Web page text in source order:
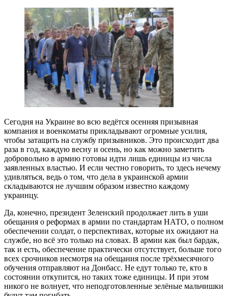
Сегодня на Украине во всю ведётся осенняя призывная
компания и военкоматы прикладывают огромные усилия,
чтобы затащить на службу призывников. Это происходит два
раза в год, каждую весну и осень, но как можно заметить
добровольно в армию готовы идти лишь единицы из числа
заявленных властью. И если честно говорить, то здесь нечему
удивляться, ведь о том, что дела в украинской армии
складываются не лучшим образом известно каждому
украинцу.
Да, конечно, президент Зеленский продолжает лить в уши
обещания о реформах в армии по стандартам НАТО, о полном
обеспечении солдат, о перспективах, которые их ожидают на
службе, но всё это только на словах. В армии как был бардак,
так и есть, обеспечение практически отсутствует, больше того
всех срочников несмотря на обещания после трёхмесячного
обучения отправляют на Донбасс. Не едут только те, кто в
состоянии откупится, но таких тоже единицы. И при этом
никого не волнует, что неподготовленные зелёные мальчишки